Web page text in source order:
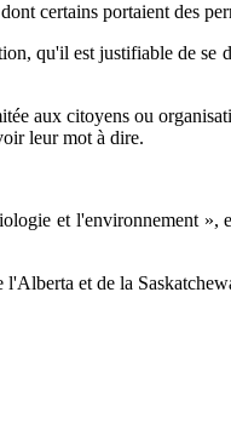
certains portaient des
qu'il est justifiable de se
aux citoyens ou
leur mot à dire.
et l'environnement »,
et de la